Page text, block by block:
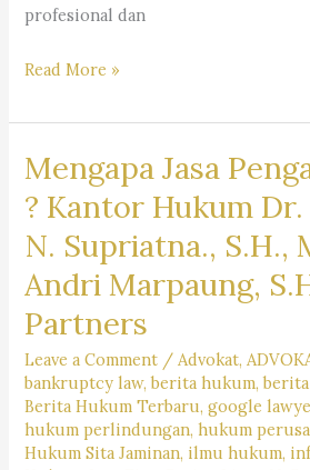
profesional dan
#rekomendasipengacaraperusahaan,
#pencarianlawyer,
#pencarianadvokat,
#sarankantorhukum,
#saranpengacaraterbaikdibandung,
#pencariankuasahukum,
#pencarianbantuanhukum,
#pencarianjasapengacara,
#pencarianlembagabantuanhukum,
#pencarianlayananhukum,
#kotabandung,#pengacaralagiviral,
#trendingpengacara,
#pengacarahariini,
Read More »
Mengapa Jasa
? Kantor Hukum
N. Supriatna., S.H.,
Andri Marpaung,
Partners
Leave a Comment /Advokat,
bankruptcy law,berita hukum,
Berita Hukum Terbaru,google
hukum perlindungan,hukum
Hukum Sita Jaminan, ilmu hukum,